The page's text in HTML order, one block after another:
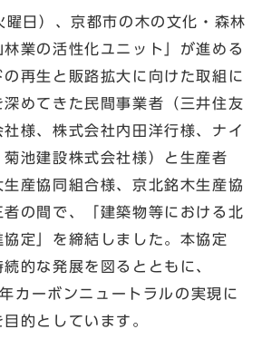
日）、京都市の木の文化・森林
業の活性化ユニット」が進める
再生と販路拡大に向けた取組に
深めてきた民間事業者（三井住友
様、株式会社内田洋行様、ナイ
菊池建設株式会社様）と生産者
生産協同組合様、京北銘木生産協
者の間で、「建築物等における北
協定」を締結しました。本協定
的な発展を図るとともに、
カーボンニュートラルの実現に
的としています。